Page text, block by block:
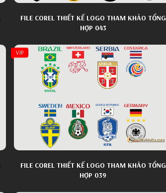
FILE COREL THIẾT KẾ LOGO THAM KHẢO TỔNG
HỢP 043
VIP
FILE COREL THIẾT KẾ LOGO THAM KHẢO TỔNG
HỢP 039